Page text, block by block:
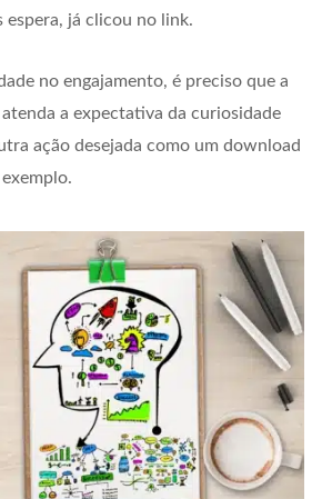
espera, já clicou no link.
no engajamento, é preciso que a
a expectativa da curiosidade
ação desejada como um download